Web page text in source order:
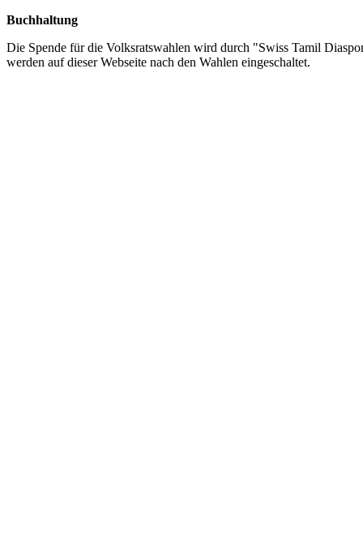
Buchhaltung
Die Spende für die Volksratswahlen wird durch "Swiss Tamil
werden auf dieser Webseite nach den Wahlen eingeschaltet.